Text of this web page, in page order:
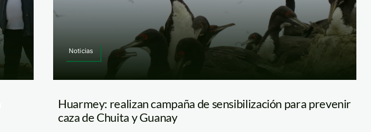
Noticias
Huarmey: realizan campaña de sensibilización para prevenir
caza de Chuita y Guanay